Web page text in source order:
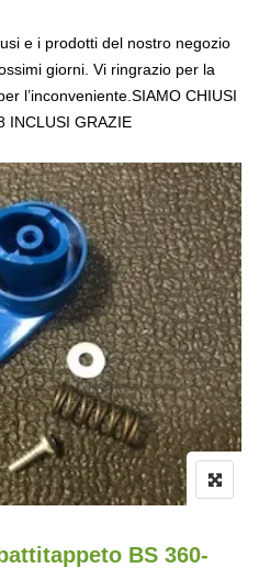
e i prodotti del nostro negozio
giorni. Vi ringrazio per la
l’inconveniente.SIAMO CHIUSI
INCLUSI GRAZIE
BS 360-